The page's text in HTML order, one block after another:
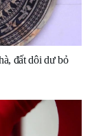
đất dôi dư bỏ